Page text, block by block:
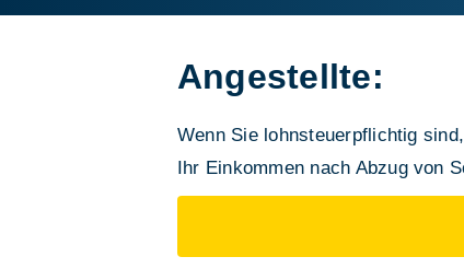
Angestellte:
Wenn Sie lohnsteuerpflichtig
Ihr Einkommen nach Abzug von